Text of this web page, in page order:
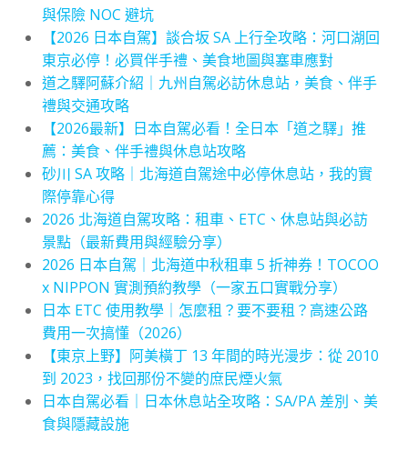
與保險 NOC 避坑
【2026 日本自駕】談合坂 SA 上行全攻略：河口湖回
東京必停！必買伴手禮、美食地圖與塞車應對
道之驛阿蘇介紹｜九州自駕必訪休息站，美食、伴手
禮與交通攻略
【2026最新】日本自駕必看！全日本「道之驛」推
薦：美食、伴手禮與休息站攻略
砂川 SA 攻略｜北海道自駕途中必停休息站，我的實
際停靠心得
2026 北海道自駕攻略：租車、ETC、休息站與必訪
景點（最新費用與經驗分享）
2026 日本自駕｜北海道中秋租車 5 折神券！TOCOO
x NIPPON 實測預約教學（一家五口實戰分享）
日本 ETC 使用教學｜怎麼租？要不要租？高速公路
費用一次搞懂（2026）
【東京上野】阿美橫丁 13 年間的時光漫步：從 2010
到 2023，找回那份不變的庶民煙火氣
日本自駕必看｜日本休息站全攻略：SA/PA 差別、美
食與隱藏設施